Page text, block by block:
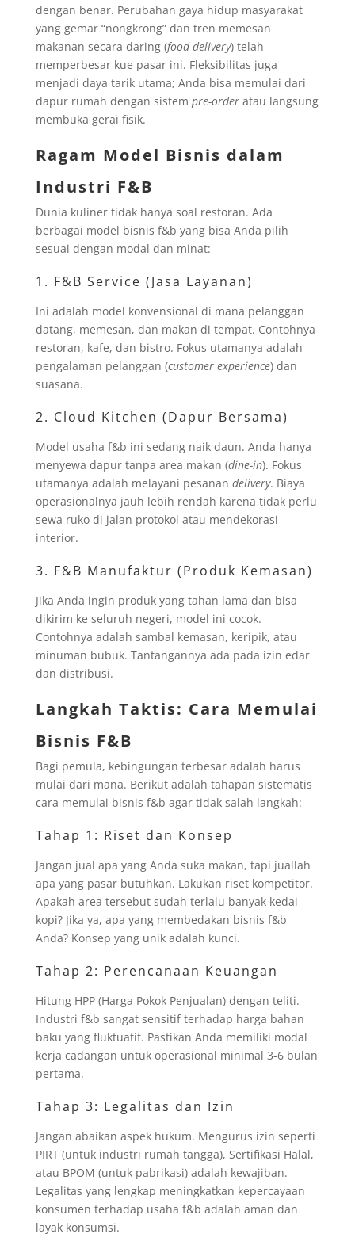
dengan benar. Perubahan gaya hidup masyarakat
yang gemar “nongkrong” dan tren memesan
makanan secara daring (food delivery) telah
memperbesar kue pasar ini. Fleksibilitas juga
menjadi daya tarik utama; Anda bisa memulai dari
dapur rumah dengan sistem pre-orderatau langsung
membuka gerai fisik.
Ragam Model Bisnis dalam
Industri F&B
Dunia kuliner tidak hanya soal restoran. Ada
berbagai model bisnis f&b yang bisa Anda pilih
sesuai dengan modal dan minat:
1. F&B Service (Jasa Layanan)
Ini adalah model konvensional di mana pelanggan
datang, memesan, dan makan di tempat. Contohnya
restoran, kafe, dan bistro. Fokus utamanya adalah
pengalaman pelanggan (customer experience) dan
suasana.
2. Cloud Kitchen (Dapur Bersama)
Model usaha f&b ini sedang naik daun. Anda hanya
menyewa dapur tanpa area makan (dine-in). Fokus
utamanya adalah melayani pesanan delivery. Biaya
operasionalnya jauh lebih rendah karena tidak perlu
sewa ruko di jalan protokol atau mendekorasi
interior.
3. F&B Manufaktur (Produk Kemasan)
Jika Anda ingin produk yang tahan lama dan bisa
dikirim ke seluruh negeri, model ini cocok.
Contohnya adalah sambal kemasan, keripik, atau
minuman bubuk. Tantangannya ada pada izin edar
dan distribusi.
Langkah Taktis: Cara Memulai
Bisnis F&B
Bagi pemula, kebingungan terbesar adalah harus
mulai dari mana. Berikut adalah tahapan sistematis
cara memulai bisnis f&b agar tidak salah langkah:
Tahap 1: Riset dan Konsep
Jangan jual apa yang Anda suka makan, tapi juallah
apa yang pasar butuhkan. Lakukan riset kompetitor.
Apakah area tersebut sudah terlalu banyak kedai
kopi? Jika ya, apa yang membedakan bisnis f&b
Anda? Konsep yang unik adalah kunci.
Tahap 2: Perencanaan Keuangan
Hitung HPP (Harga Pokok Penjualan) dengan teliti.
Industri f&b sangat sensitif terhadap harga bahan
baku yang fluktuatif. Pastikan Anda memiliki modal
kerja cadangan untuk operasional minimal 3-6 bulan
pertama.
Tahap 3: Legalitas dan Izin
Jangan abaikan aspek hukum. Mengurus izin seperti
PIRT (untuk industri rumah tangga), Sertifikasi Halal,
atau BPOM (untuk pabrikasi) adalah kewajiban.
Legalitas yang lengkap meningkatkan kepercayaan
konsumen terhadap usaha f&b adalah aman dan
layak konsumsi.